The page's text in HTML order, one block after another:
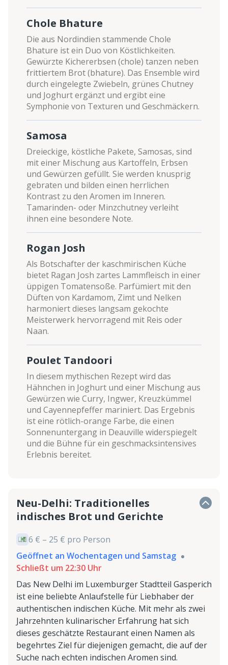
Chole Bhature
Die aus Nordindien stammende Chole
Bhature ist ein Duo von Köstlichkeiten.
Gewürzte Kichererbsen (chole) tanzen neben
frittiertem Brot (bhature). Das Ensemble wird
durch eingelegte Zwiebeln, grünes Chutney
und Joghurt ergänzt und ergibt eine
Symphonie von Texturen und Geschmäckern.
Samosa
Dreieckige, köstliche Pakete, Samosas, sind
mit einer Mischung aus Kartoffeln, Erbsen
und Gewürzen gefüllt. Sie werden knusprig
gebraten und bilden einen herrlichen
Kontrast zu den Aromen im Inneren.
Tamarinden- oder Minzchutney verleiht
ihnen eine besondere Note.
Rogan Josh
Als Botschafter der kaschmirischen Küche
bietet Ragan Josh zartes Lammfleisch in einer
üppigen Tomatensoße. Parfümiert mit den
Düften von Kardamom, Zimt und Nelken
harmoniert dieses langsam gekochte
Meisterwerk hervorragend mit Reis oder
Naan.
Poulet Tandoori
In diesem mythischen Rezept wird das
Hähnchen in Joghurt und einer Mischung aus
Gewürzen wie Curry, Ingwer, Kreuzkümmel
und Cayennepfeffer mariniert. Das Ergebnis
ist eine rötlich-orange Farbe, die einen
Sonnenuntergang in Deauville widerspiegelt
und die Bühne für ein geschmacksintensives
Erlebnis bereitet.
Neu-Delhi: Traditionelles
indisches Brot und Gerichte
6 € – 25 € pro Person
Geöffnet an Wochentagen und Samstag
Schließt um 22:30 Uhr
Das New Delhi im Luxemburger Stadtteil Gasperich
ist eine beliebte Anlaufstelle für Liebhaber der
authentischen indischen Küche. Mit mehr als zwei
Jahrzehnten kulinarischer Erfahrung hat sich
dieses geschätzte Restaurant einen Namen als
begehrtes Ziel für diejenigen gemacht, die auf der
Suche nach echten indischen Aromen sind.